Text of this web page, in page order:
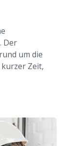
Der
um die
Zeit,